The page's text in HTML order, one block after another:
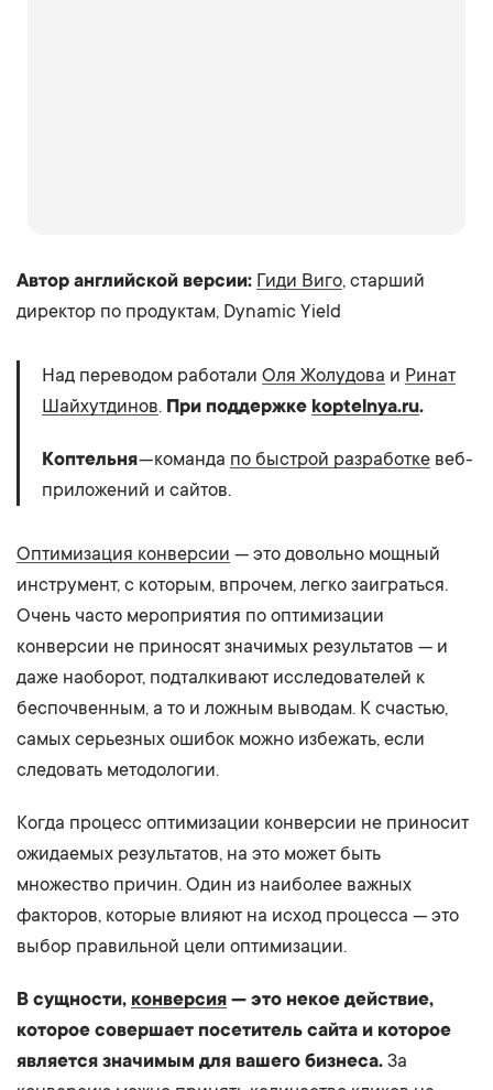
Автор английской версии: Гиди Виго, старший
директор по продуктам, Dynamic Yield
Над переводом работали Оля Жолудова и Ринат
Шайхутдинов. При поддержке koptelnya.ru.
Коптельня— команда по быстрой разработке веб-
приложений и сайтов.
Оптимизация конверсии — это довольно мощный
инструмент, с которым, впрочем, легко заиграться.
Очень часто мероприятия по оптимизации
конверсии не приносят значимых результатов — и
даже наоборот, подталкивают исследователей к
беспочвенным, а то и ложным выводам. К счастью,
самых серьезных ошибок можно избежать, если
следовать методологии.
Когда процесс оптимизации конверсии не приносит
ожидаемых результатов, на это может быть
множество причин. Один из наиболее важных
факторов, которые влияют на исход процесса — это
выбор правильной цели оптимизации.
В сущности, конверсия — это некое действие,
которое совершает посетитель сайта и которое
является значимым для вашего бизнеса. За